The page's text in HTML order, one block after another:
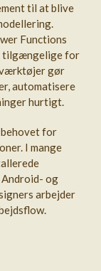
til at blive
Functions
tilgængelige for
værktøjer gør
automatisere
hurtigt.
for
I mange
Android- og
arbejder